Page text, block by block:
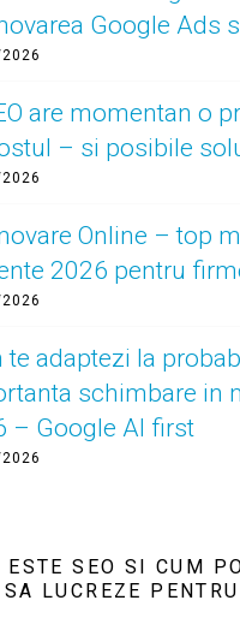
Google Ads
are momentan o
– si posibile
Online – top
2026 pentru
te adaptezi la
schimbare in
– Google AI first
ESTE SEO SI CUM
SA LUCREZE